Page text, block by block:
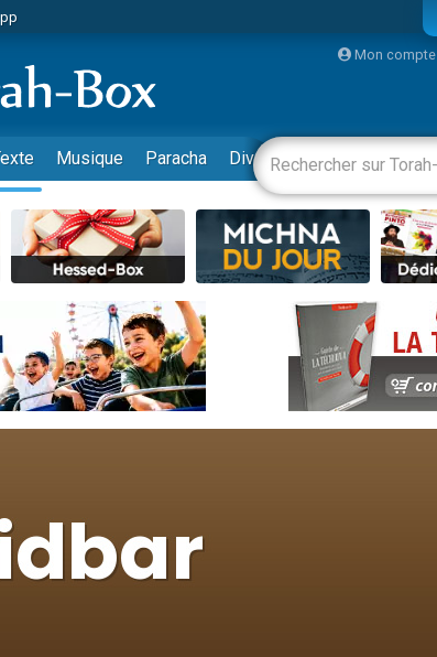
de vacances aux Orphelins
80 ans, dans un appartement insalubre
la jambe de Yohan
Mon compte
Musique Paracha Divertissements Livres